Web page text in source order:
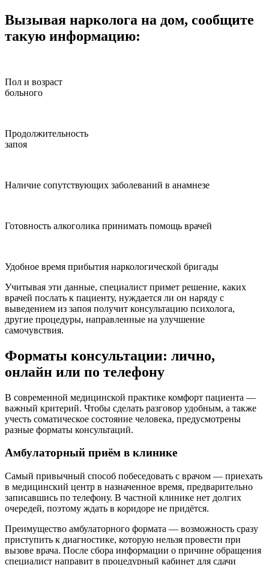
Вызывая нарколога на дом, сообщите
такую информацию:
Пол и возраст
больного
Продолжительность
запоя
Наличие сопутствующих заболеваний в анамнезе
Готовность алкоголика принимать помощь врачей
Удобное время прибытия наркологической бригады
Учитывая эти данные, специалист примет решение, каких
врачей послать к пациенту, нуждается ли он наряду с
выведением из запоя получит консультацию психолога,
другие процедуры, направленные на улучшение
самочувствия.
Форматы консультации: лично,
онлайн или по телефону
В современной медицинской практике комфорт пациента —
важный критерий. Чтобы сделать разговор удобным, а также
учесть соматическое состояние человека, предусмотрены
разные форматы консультаций.
Амбулаторный приём в клинике
Самый привычный способ побеседовать с врачом — приехать
в медицинский центр в назначенное время, предварительно
записавшись по телефону. В частной клинике нет долгих
очередей, поэтому ждать в коридоре не придётся.
Преимущество амбулаторного формата — возможность сразу
приступить к диагностике, которую нельзя провести при
вызове врача. После сбора информации о причине обращения
специалист направит в процедурный кабинет для сдачи